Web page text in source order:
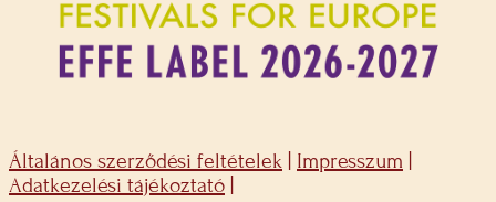
Általános szerződési feltételek Impresszum
Adatkezelési tájékoztató